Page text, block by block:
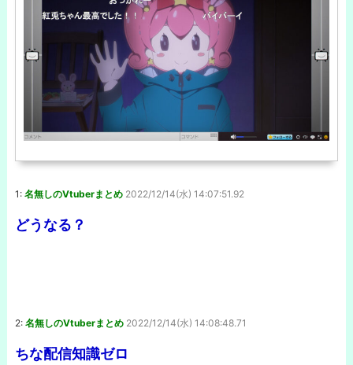
1: 名無しのVtuberまとめ 2022/12/14(水) 14:07:51.92
どうなる？
2: 名無しのVtuberまとめ 2022/12/14(水) 14:08:48.71
ちな配信知識ゼロ